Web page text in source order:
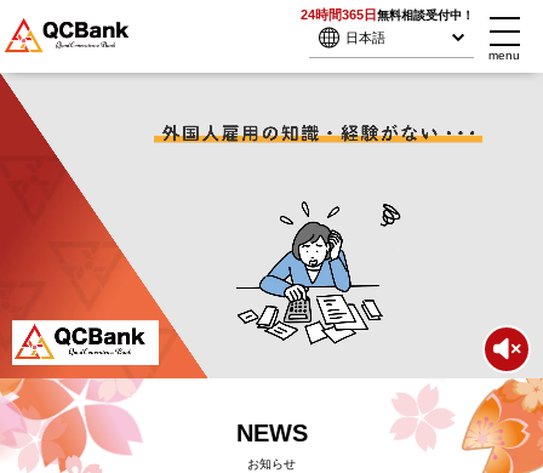
24時間365日無料相談受付中！
menu
NEWS
お知らせ